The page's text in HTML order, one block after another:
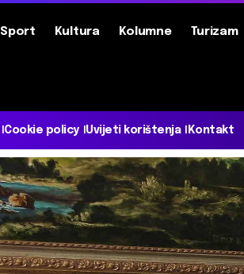
Sport Kultura Kolumne Turizam
Cookie policy Uvijeti korištenja Kontakt